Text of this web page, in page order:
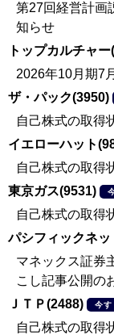
第27回経営計画
知らせ
トップカルチャ
2026年10月期7
ザ・パック(3950)
自己株式の取得
イエローハット
自己株式の取得
東京ガス(9531)
自己株式の取得
パシフィックネッ
マネックス証券
こし記事公開の
ＪＴＰ(2488)
今す
自己株式の取得